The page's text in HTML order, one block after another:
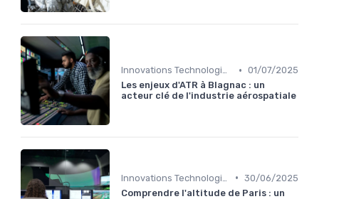
Innovations Technologiques • 01/07/2025
Les enjeux d'ATR à Blagnac : un
acteur clé de l'industrie aérospatiale
• 30/06/2025
Comprendre l'altitude de Paris : un